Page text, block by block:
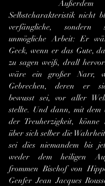
Selbstcharakteristik nicht
verfängliche, sondern
unmögliche Arbeit: Er
Geck, wenn er das Gute,
zu sagen weiß, drall
wäre ein großer Narr,
Gebrechen, deren er
bewusst sei, vor aller
stellte. Und dann, mit dem
der Treuherzigkeit, könne
über sich selber die
sei dies niemandem bis
weder dem heiligen
frommen Bischof von
Genfer Jean Jacques